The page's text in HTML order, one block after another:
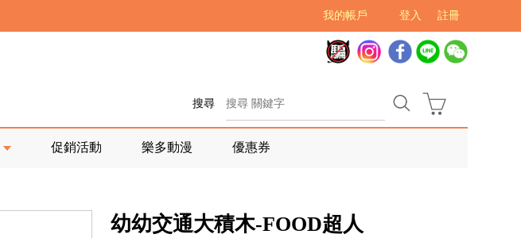
註冊
登入
我的帳戶
搜尋
促銷活動 樂多動漫 優惠券
幼幼交通大積木-FOOD超人